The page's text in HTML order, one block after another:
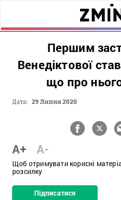
Першим
Венедіктової
що про
Дата: 29 Липня 2020
A+ A-
Щоб отримувати корисні
розсилку
Підписатися